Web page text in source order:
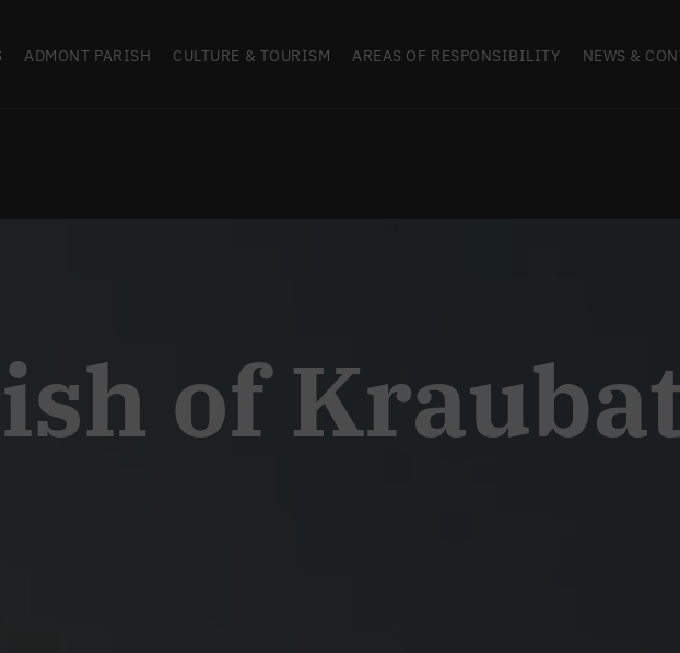
ADMONT PARISH CULTURE & TOURISM AREAS OF RESPONSIBILITY NEWS &
of